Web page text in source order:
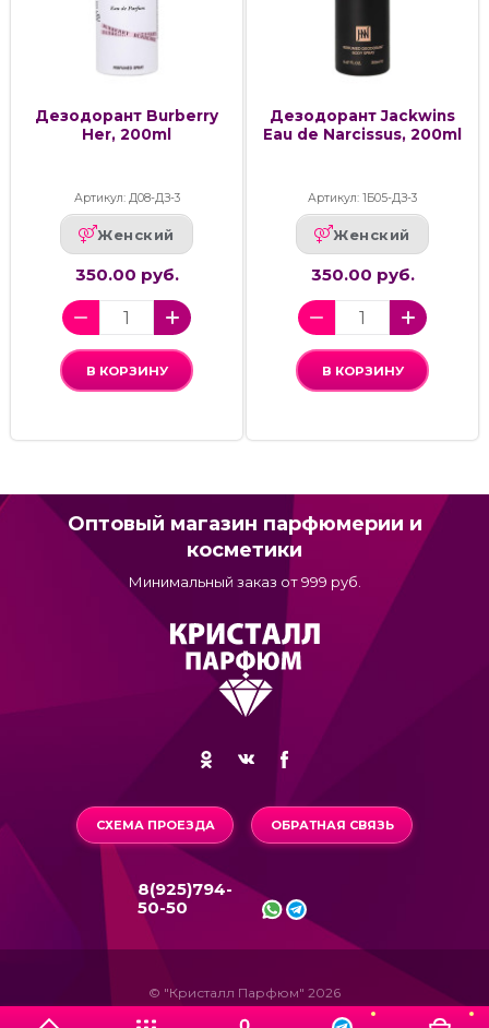
Дезодорант Burberry
Her, 200ml
Артикул: Д08-ДЗ-3
Женский
350.00 руб.
В КОРЗИНУ
Дезодорант Jackwins
Eau de Narcissus, 200ml
Артикул: 1Б05-ДЗ-3
Женский
350.00 руб.
В КОРЗИНУ
Оптовый магазин парфюмерии и
косметики
Минимальный заказ от 999 руб.
СХЕМА ПРОЕЗДА ОБРАТНАЯ СВЯЗЬ
8(925)794-
50-50
© "Кристалл Парфюм" 2026